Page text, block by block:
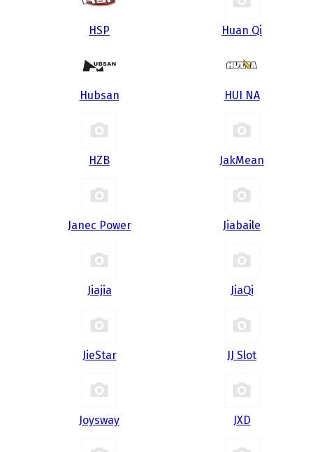
HSP Huan Qi
Hubsan HUI NA
HZB JakMean
Janec Power Jiabaile
Jiajia JiaQi
JieStar JJ Slot
Joysway JXD